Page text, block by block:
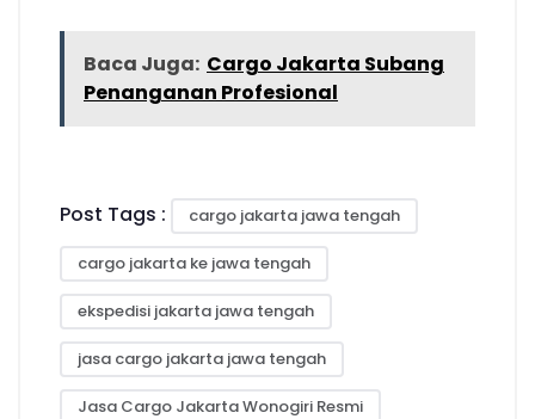
Baca Juga: Cargo Jakarta Subang
Penanganan Profesional
Post Tags : cargo jakarta jawa tengah
cargo jakarta ke jawa tengah
ekspedisi jakarta jawa tengah
jasa cargo jakarta jawa tengah
Jasa Cargo Jakarta Wonogiri Resmi